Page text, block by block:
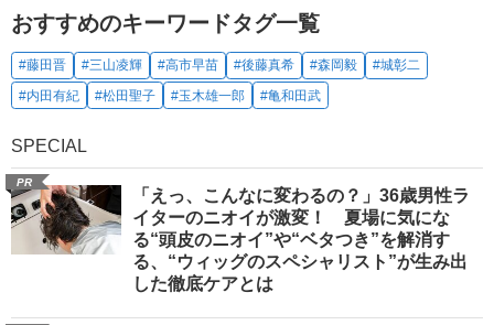
おすすめのキーワードタグ一覧
#藤田晋 #三山凌輝 #高市早苗 #後藤真希 #森岡毅
#城彰二
#内田有紀
#松田聖子 #玉木雄一郎 #亀和田武
SPECIAL
PR
「えっ、こんなに変わるの？」36歳男性ラ
イターのニオイが激変！ 夏場に気にな
る“頭皮のニオイ”や“ベタつき”を解消す
る、“ウィッグのスペシャリスト”が生み出
した徹底ケアとは